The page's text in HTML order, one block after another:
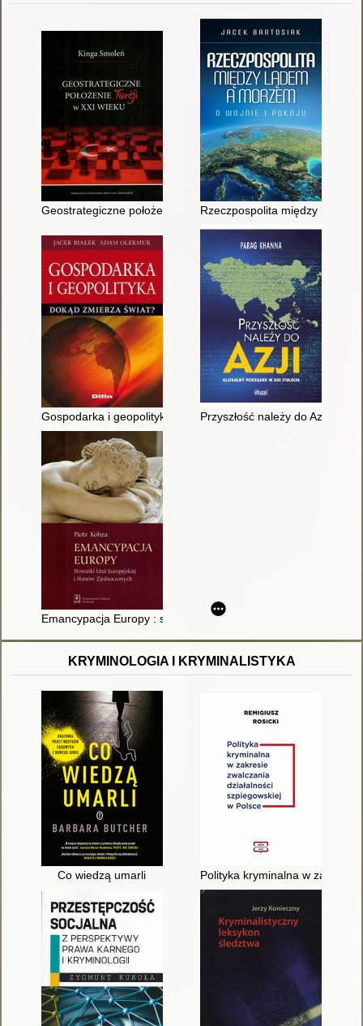
Geostrategiczne położenie Turcji w XXI wiekuRzeczpospolita między lądem
Gospodarka i geopolityka : dokąd zmierza świat?
Przyszłość należy do Azji :
Emancypacja Europy : stosunki Unii Europejskiej i Stanów
KRYMINOLOGIA I KRYMINALISTYKA
Co wiedzą umarli Polityka kryminalna w zakresie